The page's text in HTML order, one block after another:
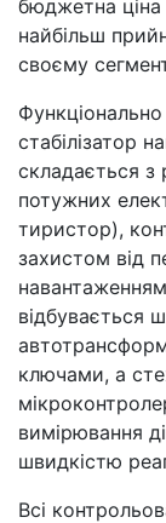
бюджетна ціна
найбільш
своєму
стабілізатор
складається
потужних
тиристор),
захистом від
відбувається
ключами, а
вимірювання
швидкістю
Всі